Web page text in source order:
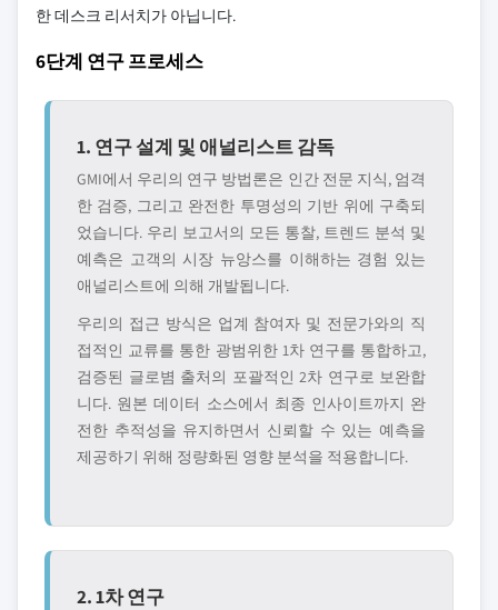
한 데스크 리서치가 아닙니다.
6단계 연구 프로세스
1. 연구 설계 및 애널리스트 감독
GMI에서 우리의 연구 방법론은 인간 전문 지식, 엄격
한 검증, 그리고 완전한 투명성의 기반 위에 구축되
었습니다. 우리 보고서의 모든 통찰, 트렌드 분석 및
예측은 고객의 시장 뉴앙스를 이해하는 경험 있는
애널리스트에 의해 개발됩니다.
우리의 접근 방식은 업계 참여자 및 전문가와의 직
접적인 교류를 통한 광범위한 1차 연구를 통합하고,
검증된 글로볌 출처의 포괄적인 2차 연구로 보완합
니다. 원본 데이터 소스에서 최종 인사이트까지 완
전한 추적성을 유지하면서 신뢰할 수 있는 예측을
제공하기 위해 정량화된 영향 분석을 적용합니다.
2. 1차 연구